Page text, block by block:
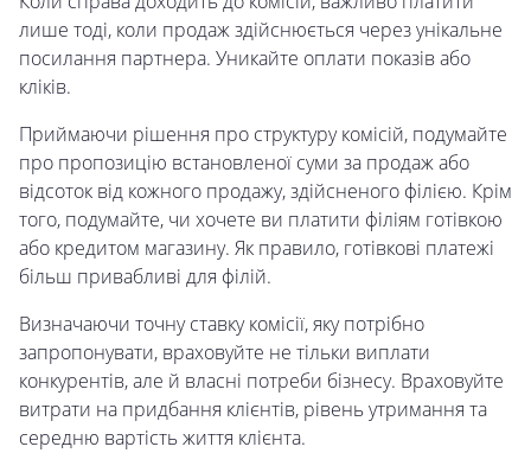
лише тоді, коли продаж здійснюється через унікальне
посилання партнера. Уникайте оплати показів або
кліків.
Приймаючи рішення про структуру комісій, подумайте
про пропозицію встановленої суми за продаж або
відсоток від кожного продажу, здійсненого філією. Крім
того, подумайте, чи хочете ви платити філіям готівкою
або кредитом магазину. Як правило, готівкові платежі
більш привабливі для філій.
Визначаючи точну ставку комісії, яку потрібно
запропонувати, враховуйте не тільки виплати
конкурентів, але й власні потреби бізнесу. Враховуйте
витрати на придбання клієнтів, рівень утримання та
середню вартість життя клієнта.